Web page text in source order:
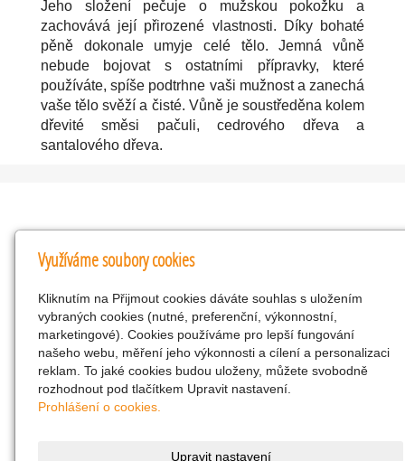
Jeho složení pečuje o mužskou pokožku a
zachovává její přirozené vlastnosti. Díky bohaté
pěně dokonale umyje celé tělo. Jemná vůně
nebude bojovat s ostatními přípravky, které
používáte, spíše podtrhne vaši mužnost a zanechá
vaše tělo svěží a čisté. Vůně je soustředěna kolem
dřevité směsi pačuli, cedrového dřeva a
santalového dřeva.
Kontakty
KNK obchodní společnost s r.o.
Komenského 127, Žacléř, 542 01 Číslo účtu:
286293602/0300
25298518
CZ25298518
info@drogerienacestach.cz
Využíváme soubory cookies
Kliknutím na Přijmout cookies dáváte souhlas s uložením
vybraných cookies (nutné, preferenční, výkonnostní,
marketingové). Cookies používáme pro lepší fungování
našeho webu, měření jeho výkonnosti a cílení a personalizaci
reklam. To jaké cookies budou uloženy, můžete svobodně
rozhodnout pod tlačítkem Upravit nastavení.
Prohlášení o cookies.
Upravit nastavení